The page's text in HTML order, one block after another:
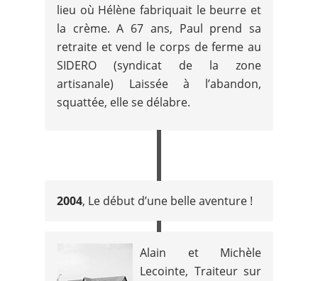
lieu où Hélène fabriquait le beurre et
la crème. A 67 ans, Paul prend sa
retraite et vend le corps de ferme au
SIDERO (syndicat de la zone
artisanale) Laissée à l’abandon,
squattée, elle se délabre.
2004, Le début d’une belle aventure !
Alain et Michèle
Lecointe, Traiteur sur